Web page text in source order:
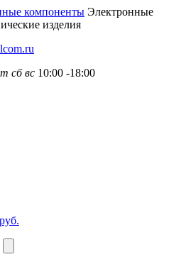
Электронные
изделия
сб вс 10:00 -18:00